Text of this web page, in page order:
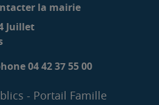
la mairie
Juillet
04 42 37 55 00
Portail Famille